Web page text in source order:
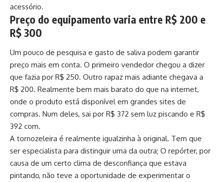
acessório.
Preço do equipamento varia entre R$ 200 e
R$ 300
Um pouco de pesquisa e gasto de saliva podem garantir
preço mais em conta. O primeiro vendedor chegou a dizer
que fazia por R$ 250. Outro rapaz mais adiante chegava a
R$ 200. Realmente bem mais barato do que na internet,
onde o produto está disponível em grandes sites de
compras. Num deles, sai por R$ 372 sem luz piscando e R$
392 com.
A tornozeleira é realmente igualzinha à original. Tem que
ser especialista para distinguir uma da outra; O repórter, por
causa de um certo clima de desconfiança que estava
pintando, não teve a oportunidade de experimentar o